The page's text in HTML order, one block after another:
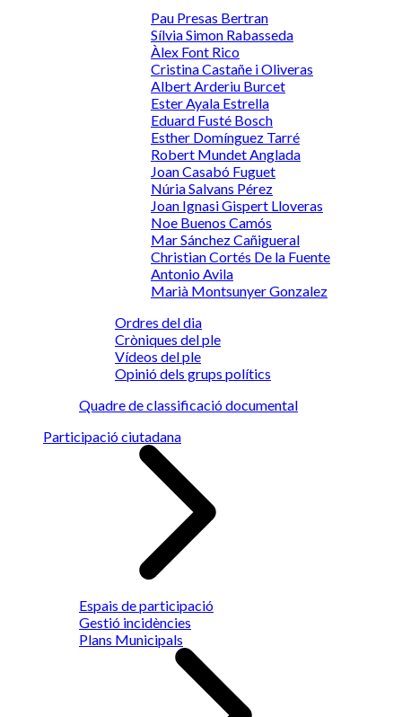
Pau Presas Bertran
Sílvia Simon Rabasseda
Àlex Font Rico
Cristina Castañe i Oliveras
Albert Arderiu Burcet
Ester Ayala Estrella
Eduard Fusté Bosch
Esther Domínguez Tarré
Robert Mundet Anglada
Joan Casabó Fuguet
Núria Salvans Pérez
Joan Ignasi Gispert Lloveras
Noe Buenos Camós
Mar Sánchez Cañigueral
Christian Cortés De la Fuente
Antonio Avila
Marià Montsunyer Gonzalez
Ordres del dia
Cròniques del ple
Vídeos del ple
Opinió dels grups polítics
Quadre de classificació documental
Participació ciutadana
Espais de participació
Gestió incidències
Plans Municipals